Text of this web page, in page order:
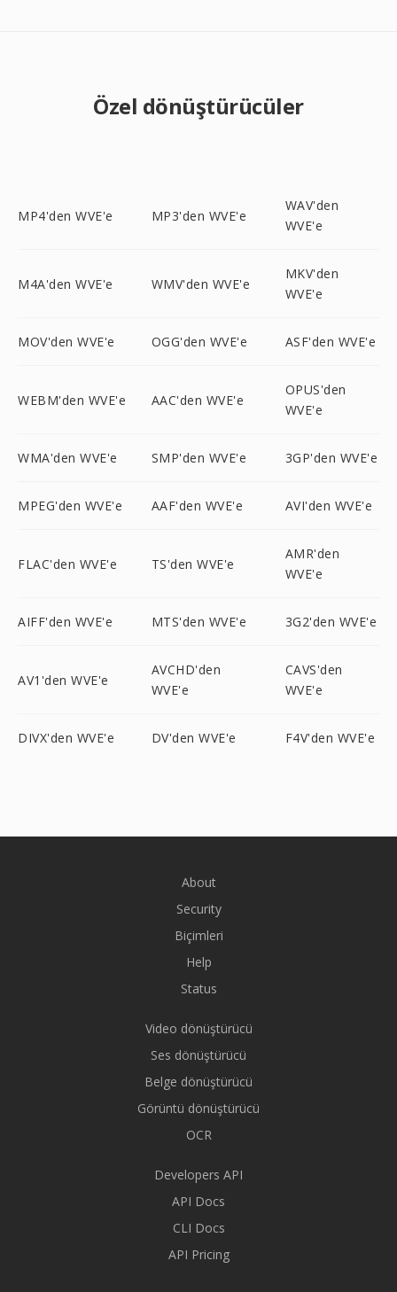
Özel dönüştürücüler
MP4'den WVE'e MP3'den WVE'e
WAV'den
WVE'e
M4A'den WVE'e WMV'den WVE'e
MKV'den
WVE'e
MOV'den WVE'e OGG'den WVE'e ASF'den WVE'e
WEBM'den WVE'e AAC'den WVE'e
OPUS'den
WVE'e
WMA'den WVE'e SMP'den WVE'e 3GP'den WVE'e
MPEG'den WVE'e AAF'den WVE'e AVI'den WVE'e
FLAC'den WVE'e TS'den WVE'e
AMR'den
WVE'e
AIFF'den WVE'e MTS'den WVE'e 3G2'den WVE'e
AV1'den WVE'e
AVCHD'den
WVE'e
CAVS'den
WVE'e
DIVX'den WVE'e DV'den WVE'e F4V'den WVE'e
About
Security
Biçimleri
Help
Status
Video dönüştürücü
Ses dönüştürücü
Belge dönüştürücü
Görüntü dönüştürücü
OCR
Developers API
API Docs
CLI Docs
API Pricing